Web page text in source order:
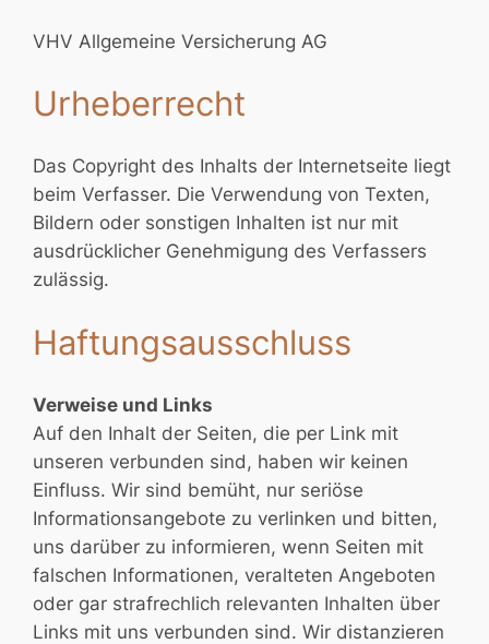
VHV Allgemeine Versicherung AG
Urheberrecht
Das Copyright des Inhalts der Internetseite liegt
beim Verfasser. Die Verwendung von Texten,
Bildern oder sonstigen Inhalten ist nur mit
ausdrücklicher Genehmigung des Verfassers
zulässig.
Haftungsausschluss
Verweise und Links
Auf den Inhalt der Seiten, die per Link mit
unseren verbunden sind, haben wir keinen
Einfluss. Wir sind bemüht, nur seriöse
Informationsangebote zu verlinken und bitten,
uns darüber zu informieren, wenn Seiten mit
falschen Informationen, veralteten Angeboten
oder gar strafrechlich relevanten Inhalten über
Links mit uns verbunden sind. Wir distanzieren